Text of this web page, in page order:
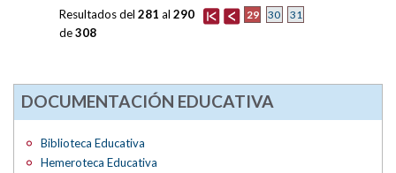
29 30 31
Resultados del 281 al 290
de308
DOCUMENTACIÓN EDUCATIVA
Biblioteca Educativa
Hemeroteca Educativa